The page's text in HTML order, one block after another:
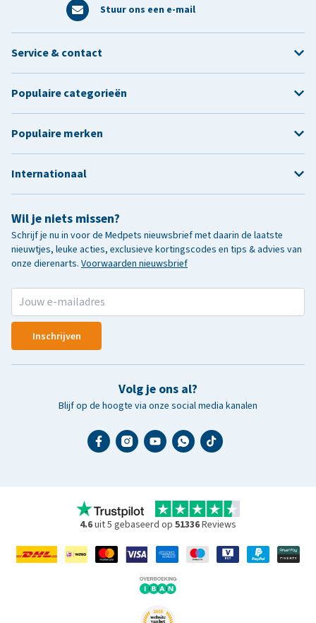
Stuur ons een e-mail
Wil je niets missen?
Schrijf je nu in voor de Medpets nieuwsbrief met daarin de laatste
nieuwtjes, leuke acties, exclusieve kortingscodes en tips & advies van
onze dierenarts. Voorwaarden nieuwsbrief
Inschrijven
Volg je ons al?
Blijf op de hoogte via onze social media kanalen
Service & contact
Populaire categorieën
Populaire merken
Internationaal
4.6uit 5 gebaseerd op 51336Reviews